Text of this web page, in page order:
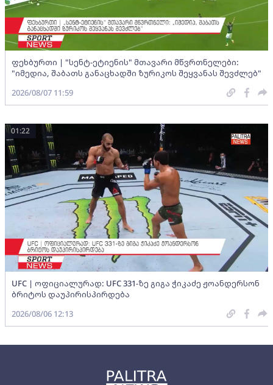
ფეხბურთი | "სენტ-ეტიენის" მთავარი მწვრთნელები:
"იმედია, შაბათს განაცხადში ზურიკოს შეყვანას შევძლებ"
2026/08/07 11:59
UFC | ოფიციალურად: UFC 331-ზე გიგა ჭიკაძე ჟოანდერსონ
ბრიტოს დაუპირისპირდება
01:22
2026/08/06 12:13